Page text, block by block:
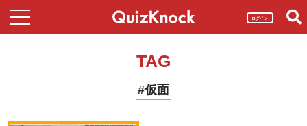
ログイン
TAG
#仮面